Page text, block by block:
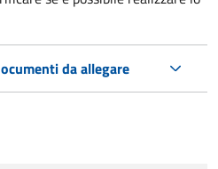
da allegare